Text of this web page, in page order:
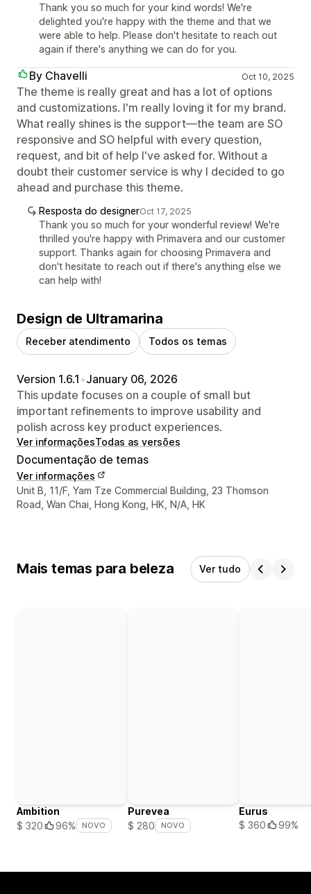
Thank you so much for your kind words! We're
delighted you're happy with the theme and that we
were able to help. Please don't hesitate to reach out
again if there's anything we can do for you.
By Chavelli Oct 10, 2025
The theme is really great and has a lot of options
and customizations. I'm really loving it for my brand.
What really shines is the support—the team are SO
responsive and SO helpful with every question,
request, and bit of help I've asked for. Without a
doubt their customer service is why I decided to go
ahead and purchase this theme.
Resposta do designerOct 17, 2025
Thank you so much for your wonderful review! We're
thrilled you're happy with Primavera and our customer
support. Thanks again for choosing Primavera and
don't hesitate to reach out if there's anything else we
can help with!
Design de Ultramarina
Receber atendimento Todos os temas
Version 1.6.1 •January 06, 2026
This update focuses on a couple of small but
important refinements to improve usability and
polish across key product experiences.
Ver informaçõesTodas as versões
Documentação de temas
Ver informações
Informações de contato do designer
Unit B, 11/F, Yam Tze Commercial Building, 23 Thomson
Road, Wan Chai, Hong Kong, HK, N/A, HK
Mais temas para beleza Ver tudo
Ambition
$ 320
96% NOVO
Purevea
$ 280
NOVO
Eurus
$ 360
99%